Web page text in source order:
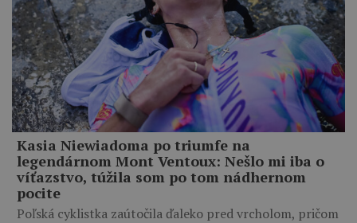
Kasia Niewiadoma po triumfe na
legendárnom Mont Ventoux: Nešlo mi iba o
víťazstvo, túžila som po tom nádhernom
pocite
Poľská cyklistka zaútočila ďaleko pred vrcholom, pričom